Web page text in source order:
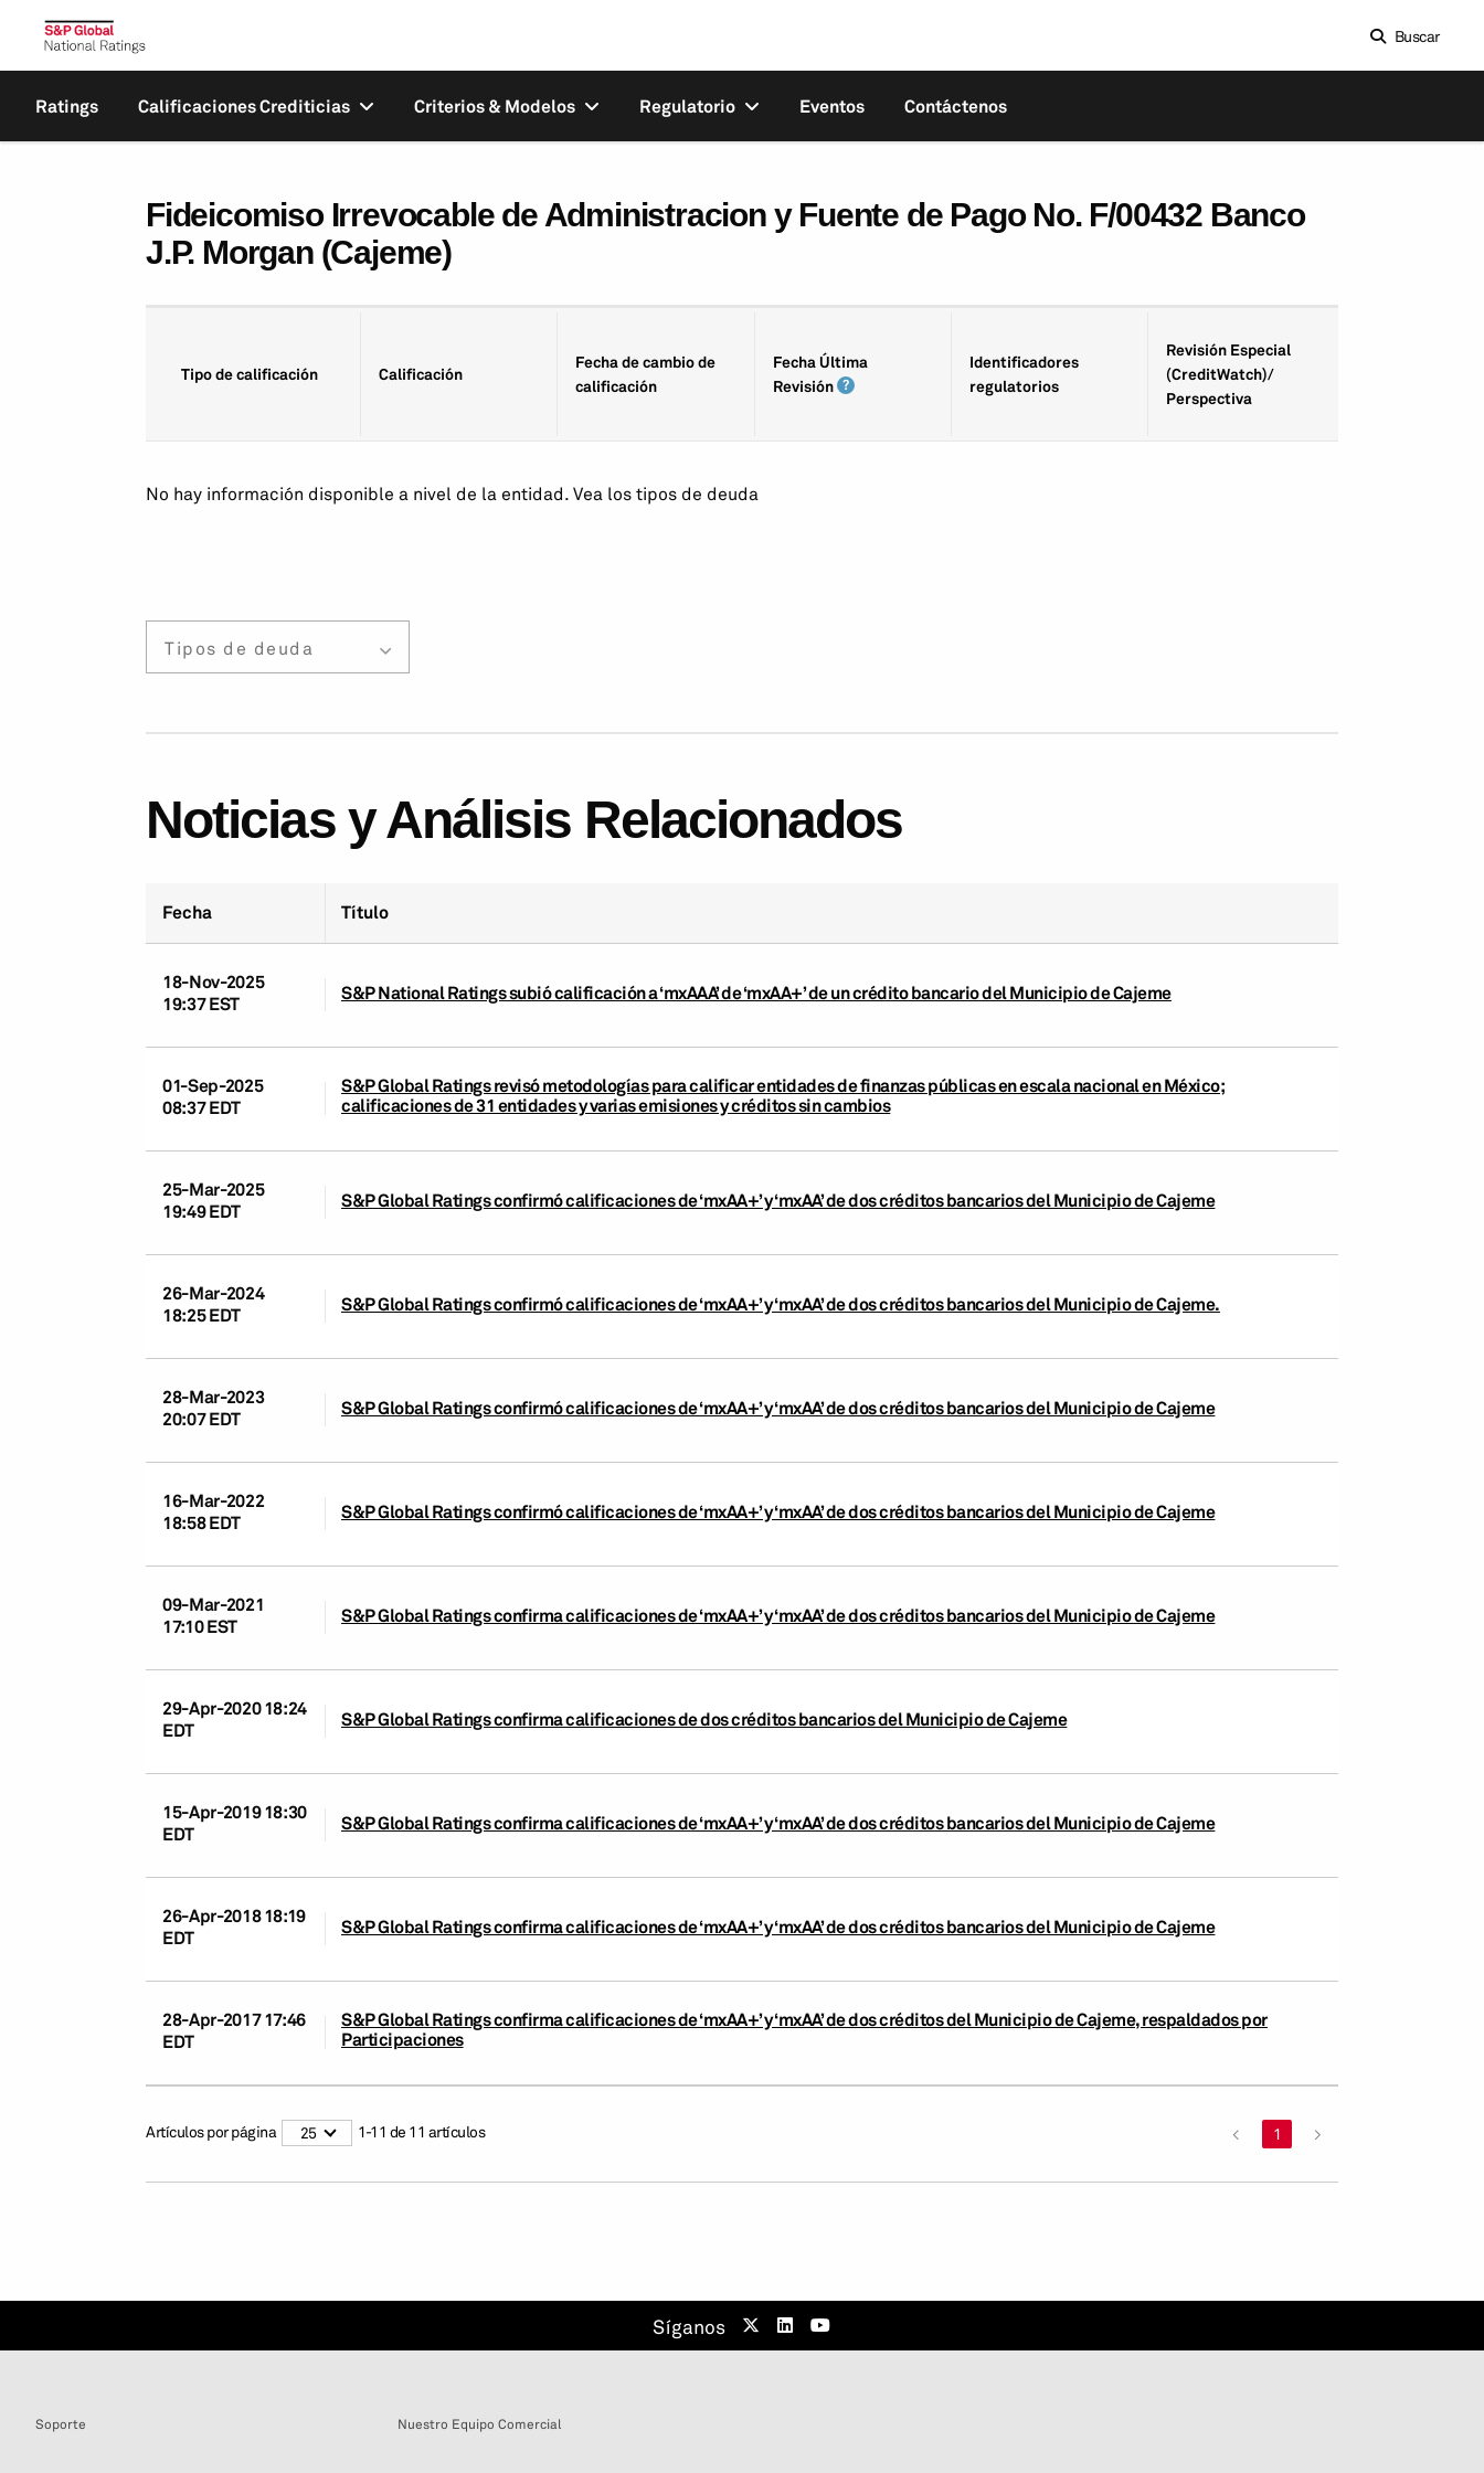
Buscar
Ratings Calificaciones Crediticias Criterios & Modelos Regulatorio Eventos Contáctenos
Fideicomiso Irrevocable de Administracion y Fuente de Pago No. F/00432 Banco
J.P. Morgan (Cajeme)
Tipo de calificación Calificación
Fecha de cambio de
calificación
Fecha Última
Revisión
Identifica­dores
regulatorios
Revisión Especial
(CreditWatch)/
Perspectiva
No hay información disponible a nivel de la entidad. Vea los tipos de deuda
Tipos de deuda
Noticias y Análisis Relacionados
Fecha Título
18-Nov-2025
19:37 EST
S&P National Ratings subió calificación a ‘mxAAA’ de ‘mxAA+’ de un crédito bancario del Municipio de Cajeme
01-Sep-2025
08:37 EDT
S&P Global Ratings revisó metodologías para calificar entidades de finanzas públicas en escala nacional en México;
calificaciones de 31 entidades y varias emisiones y créditos sin cambios
25-Mar-2025
19:49 EDT
S&P Global Ratings confirmó calificaciones de ‘mxAA+’ y ‘mxAA’ de dos créditos bancarios del Municipio de Cajeme
26-Mar-2024
18:25 EDT
S&P Global Ratings confirmó calificaciones de ‘mxAA+’ y ‘mxAA’ de dos créditos bancarios del Municipio de Cajeme.
28-Mar-2023
20:07 EDT
S&P Global Ratings confirmó calificaciones de ‘mxAA+’ y ‘mxAA’ de dos créditos bancarios del Municipio de Cajeme
16-Mar-2022
18:58 EDT
S&P Global Ratings confirmó calificaciones de ‘mxAA+’ y ‘mxAA’ de dos créditos bancarios del Municipio de Cajeme
09-Mar-2021
17:10 EST
S&P Global Ratings confirma calificaciones de ‘mxAA+’ y ‘mxAA’ de dos créditos bancarios del Municipio de Cajeme
29-Apr-2020 18:24
EDT
S&P Global Ratings confirma calificaciones de dos créditos bancarios del Municipio de Cajeme
15-Apr-2019 18:30
EDT
S&P Global Ratings confirma calificaciones de ‘mxAA+’ y ‘mxAA’ de dos créditos bancarios del Municipio de Cajeme
26-Apr-2018 18:19
EDT
S&P Global Ratings confirma calificaciones de ‘mxAA+’ y ‘mxAA’ de dos créditos bancarios del Municipio de Cajeme
28-Apr-2017 17:46
EDT
S&P Global Ratings confirma calificaciones de ‘mxAA+’ y ‘mxAA’ de dos créditos del Municipio de Cajeme, respaldados por
Participaciones
Artículos por página 25 1-11 de 11 artículos < 1 >
Síganos
Soporte Nuestro Equipo Comercial